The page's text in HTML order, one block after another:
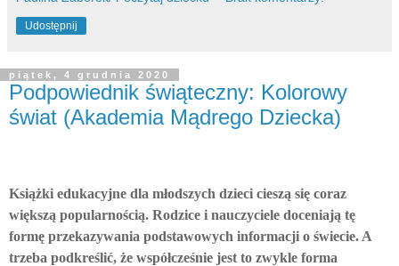
Udostępnij
piątek, 4 grudnia 2020
Podpowiednik świąteczny: Kolorowy
świat (Akademia Mądrego Dziecka)
Książki edukacyjne dla młodszych dzieci cieszą się coraz
większą popularnością. Rodzice i nauczyciele doceniają tę
formę przekazywania podstawowych informacji o świecie. A
trzeba podkreślić, że współcześnie jest to zwykle forma